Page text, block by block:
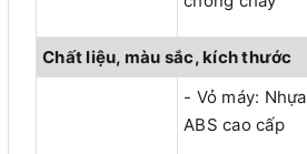
Chất liệu, màu sắc, kích thước
- Vỏ máy: Nhựa
ABS cao cấp